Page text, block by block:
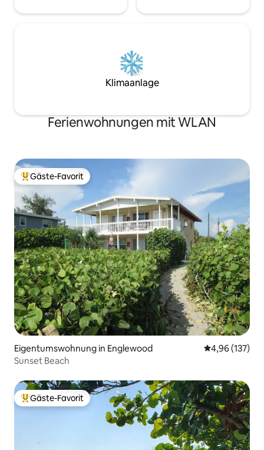
Klimaanlage
Ferienwohnungen mit WLAN
Beliebter Gäste-Favorit.
Gäste-Favorit
Eigentumswohnung in Englewood
4,96 (137)
Sunset Beach
Beliebter Gäste-Favorit.
Gäste-Favorit